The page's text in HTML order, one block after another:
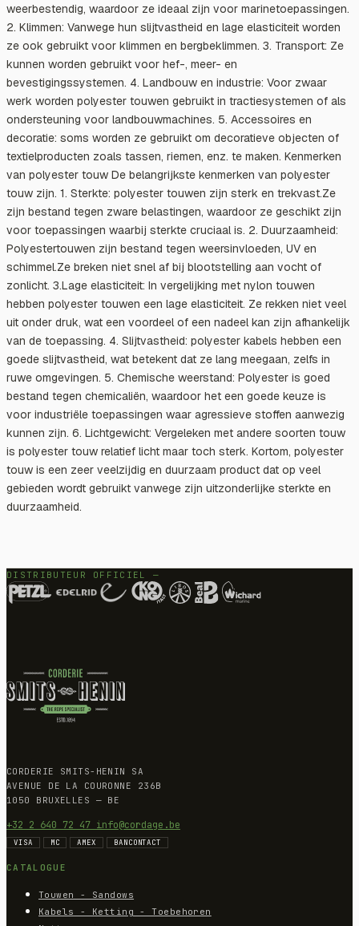
weerbestendig, waardoor ze ideaal zijn voor marinetoepassingen.
2. Klimmen: Vanwege hun slijtvastheid en lage elasticiteit worden
ze ook gebruikt voor klimmen en bergbeklimmen. 3. Transport: Ze
kunnen worden gebruikt voor hef-, meer- en
bevestigingssystemen. 4. Landbouw en industrie: Voor zwaar
werk worden polyester touwen gebruikt in tractiesystemen of als
ondersteuning voor landbouwmachines. 5. Accessoires en
decoratie: soms worden ze gebruikt om decoratieve objecten of
textielproducten zoals tassen, riemen, enz. te maken. Kenmerken
van polyester touw De belangrijkste kenmerken van polyester
touw zijn. 1. Sterkte: polyester touwen zijn sterk en trekvast.Ze
zijn bestand tegen zware belastingen, waardoor ze geschikt zijn
voor toepassingen waarbij sterkte cruciaal is. 2. Duurzaamheid:
Polyestertouwen zijn bestand tegen weersinvloeden, UV en
schimmel.Ze breken niet snel af bij blootstelling aan vocht of
zonlicht. 3.Lage elasticiteit: In vergelijking met nylon touwen
hebben polyester touwen een lage elasticiteit. Ze rekken niet veel
uit onder druk, wat een voordeel of een nadeel kan zijn afhankelijk
van de toepassing. 4. Slijtvastheid: polyester kabels hebben een
goede slijtvastheid, wat betekent dat ze lang meegaan, zelfs in
ruwe omgevingen. 5. Chemische weerstand: Polyester is goed
bestand tegen chemicaliën, waardoor het een goede keuze is
voor industriële toepassingen waar agressieve stoffen aanwezig
kunnen zijn. 6. Lichtgewicht: Vergeleken met andere soorten touw
is polyester touw relatief licht maar toch sterk. Kortom, polyester
touw is een zeer veelzijdig en duurzaam product dat op veel
gebieden wordt gebruikt vanwege zijn uitzonderlijke sterkte en
duurzaamheid.
DISTRIBUTEUR OFFICIEL —
CORDERIE SMITS-HENIN SA
AVENUE DE LA COURONNE 236B
1050 BRUXELLES — BE
+32 2 640 72 47 info@cordage.be
VISA MC AMEX BANCONTACT
CATALOGUE
Touwen - Sandows
Kabels - Ketting - Toebehoren